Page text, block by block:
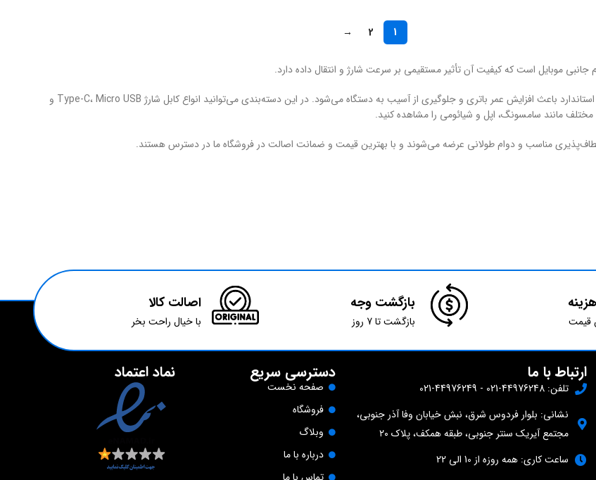
1
2
→
جانبی موبایل است که کیفیت آن تأثیر مستقیمی بر سرعت شارژ و انتقال داده دارد.
استفاده از کابل‌های اورجینال و استاندارد باعث افزایش عمر باتری و جلوگیری از آسیب به دستگاه می‌شود. در این دسته‌بندی می‌توانید انواع کابل شارژ Type-C، Micro USB و
مختلف مانند سامسونگ، اپل و شیائومی را مشاهده کنید.
مناسب و دوام طولانی عرضه می‌شوند و با بهترین قیمت و ضمانت اصالت در فروشگاه ما در دسترس هستند.
قیمت
بازگشت وجه
بازگشت تا 7 روز
اصالت کالا
با خیال راحت بخر
ارتباط با ما
تلفن: 44976248-021 - 44976249-021
نشانی: بلوار فردوس شرق، نبش خیابان وفا آذر جنوبی،
مجتمع آیریک سنتر جنوبی، طبقه همکف، پلاک ۲۰
ساعت کاری: همه روزه از 10 الی 22
دسترسی سریع
صفحه نخست
فروشگاه
وبلاگ
درباره با ما
نماد اعتماد